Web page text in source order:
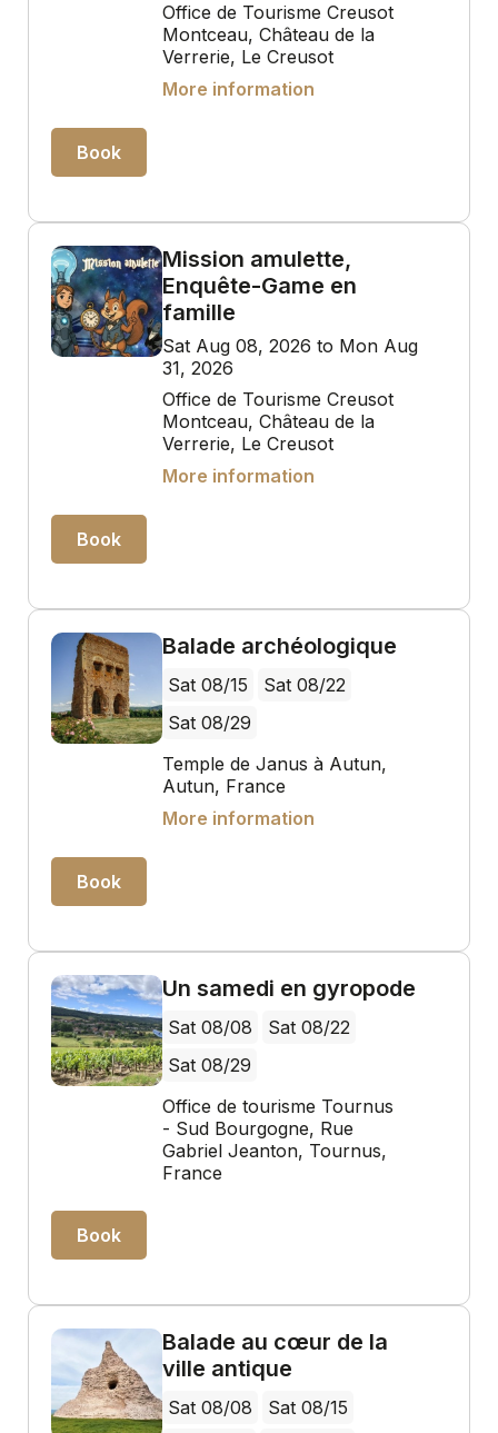
Office de Tourisme Creusot
Montceau, Château de la
Verrerie, Le Creusot
More information
Book
Mission amulette,
Enquête-Game en
famille
Sat Aug 08, 2026 to Mon Aug
31, 2026
Office de Tourisme Creusot
Montceau, Château de la
Verrerie, Le Creusot
More information
Book
Balade archéologique
Sat 08/15
Sat 08/22
Sat 08/29
Temple de Janus à Autun,
Autun, France
More information
Book
Un samedi en gyropode
Sat 08/08
Sat 08/22
Sat 08/29
Office de tourisme Tournus
- Sud Bourgogne, Rue
Gabriel Jeanton, Tournus,
France
Book
Balade au cœur de la
ville antique
Sat 08/08
Sat 08/15